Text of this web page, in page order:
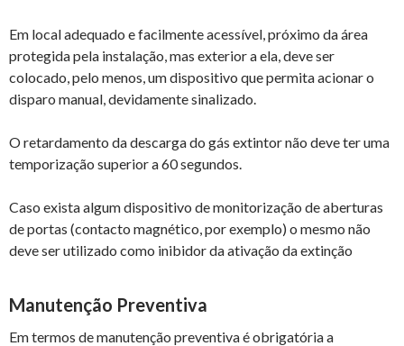
Em local adequado e facilmente acessível, próximo da área
protegida pela instalação, mas exterior a ela, deve ser
colocado, pelo menos, um dispositivo que permita acionar o
disparo manual, devidamente sinalizado.
O retardamento da descarga do gás extintor não deve ter uma
temporização superior a 60 segundos.
Caso exista algum dispositivo de monitorização de aberturas
de portas (contacto magnético, por exemplo) o mesmo não
deve ser utilizado como inibidor da ativação da extinção
Manutenção Preventiva
Em termos de manutenção preventiva é obrigatória a